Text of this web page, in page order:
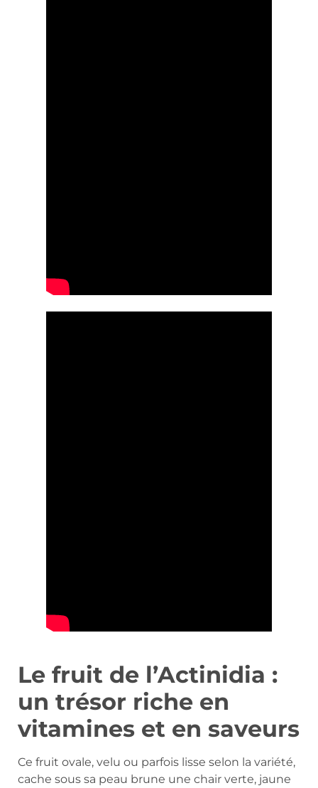
Le fruit de l’Actinidia :
un trésor riche en
vitamines et en saveurs
Ce fruit ovale, velu ou parfois lisse selon la variété,
cache sous sa peau brune une chair verte, jaune